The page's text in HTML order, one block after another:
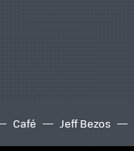
Café Jeff Bezos